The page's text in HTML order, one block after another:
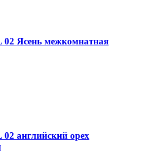
02 Ясень межкомнатная
английский орех